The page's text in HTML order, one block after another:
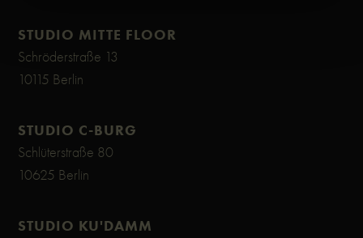
STUDIO MITTE FLOOR
Schröderstraße 13
10115 Berlin
STUDIO C-BURG
Schlüterstraße 80
10625 Berlin
STUDIO KU'DAMM